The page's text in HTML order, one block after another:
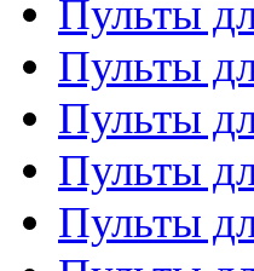
Пульты
Пульты
Пульты
Пульты
Пульты